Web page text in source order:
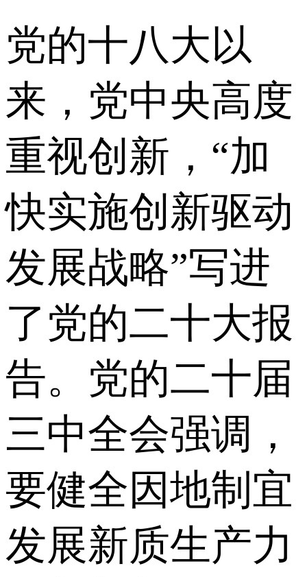
党的十八大以
来，党中央高度
重视创新，“加
快实施创新驱动
发展战略”写进
了党的二十大报
告。党的二十届
三中全会强调，
要健全因地制宜
发展新质生产力